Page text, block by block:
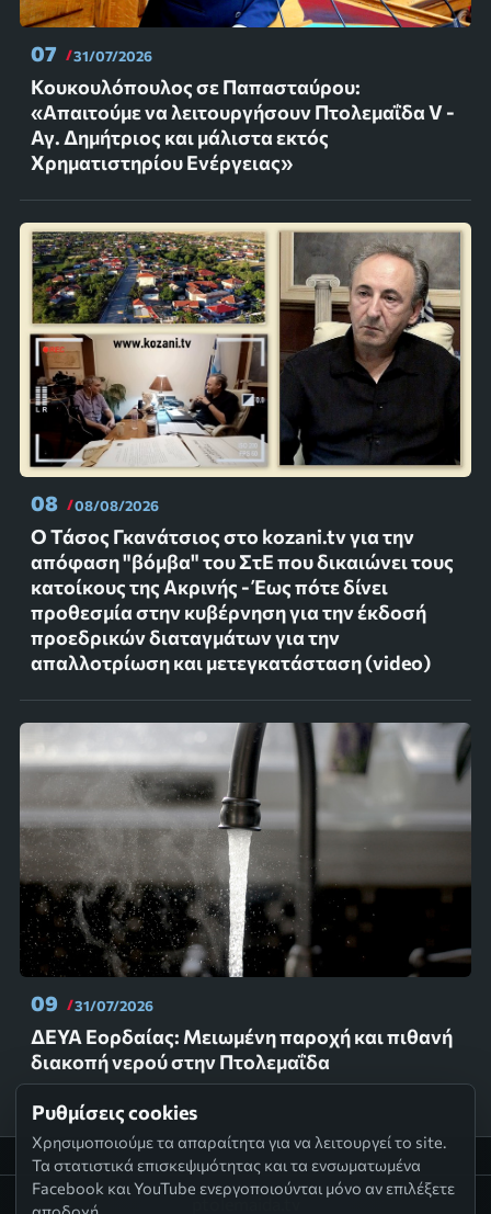
07 31/07/2026
Κουκουλόπουλος σε Παπασταύρου:
«Απαιτούμε να λειτουργήσουν Πτολεμαΐδα V -
Αγ. Δημήτριος και μάλιστα εκτός
Χρηματιστηρίου Ενέργειας»
08 08/08/2026
Ο Τάσος Γκανάτσιος στο kozani.tv για την
απόφαση "βόμβα" του ΣτΕ που δικαιώνει τους
κατοίκους της Ακρινής - Έως πότε δίνει
προθεσμία στην κυβέρνηση για την έκδοσή
προεδρικών διαταγμάτων για την
απαλλοτρίωση και μετεγκατάσταση (video)
09 31/07/2026
ΔΕΥΑ Εορδαίας: Μειωμένη παροχή και πιθανή
διακοπή νερού στην Πτολεμαΐδα
ptolemaida.tv
Ρυθμίσεις cookies
Χρησιμοποιούμε τα απαραίτητα για να λειτουργεί το site.
Τα στατιστικά επισκεψιμότητας και τα ενσωματωμένα
Facebook και YouTube ενεργοποιούνται μόνο αν επιλέξετε